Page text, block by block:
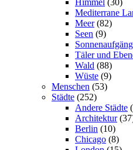
Himmel (30)
Mediterrane
Meer (82)
Seen (9)
Täler und
Wald (88)
Wüste (9)
Menschen (53)
Städte (252)
Andere Städte
Architektur
Berlin (10)
Chicago (8)